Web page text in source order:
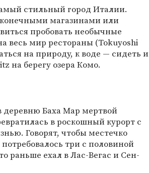
стильный город Италии.
магазинами или
пробовать необычные
весь мир рестораны (Tokuyoshi
на природу, к воде — сидеть и
на берегу озера Комо.
деревню Баха Мар мертвой
в роскошный курорт с
Говорят, чтобы местечко
три с половиной
раньше ехал в Лас-Вегас и Сен-